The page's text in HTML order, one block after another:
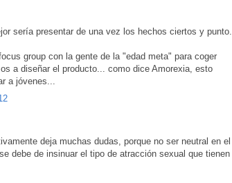
sería presentar de una vez los hechos ciertos y punto.
group con la gente de la "edad meta" para coger
a diseñar el producto... como dice Amorexia, esto
a jóvenes...
deja muchas dudas, porque no ser neutral en el
debe de insinuar el tipo de atracción sexual que tienen